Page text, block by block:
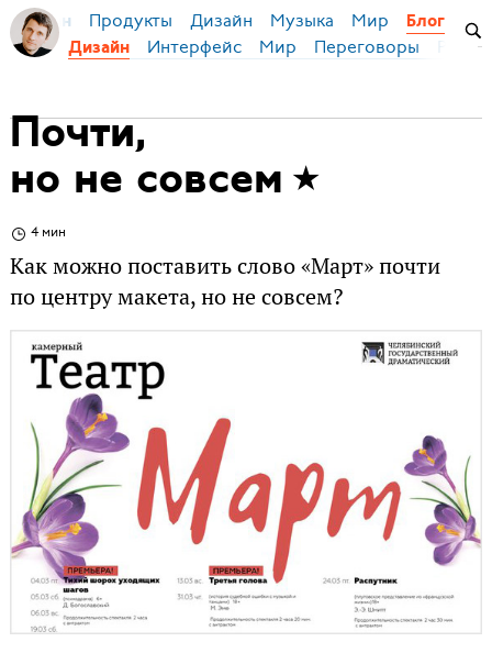
Бирман Продукты Дизайн Музыка Мир
Блог
Дизайн
Интерфейс Мир Переговоры
Почти,
но не совсем
4 мин
Как можно поставить слово «Март» почти
по центру макета, но не совсем?